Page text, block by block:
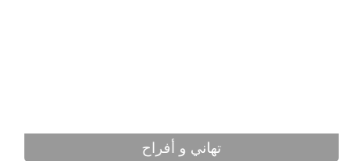
تهاني و أفراح